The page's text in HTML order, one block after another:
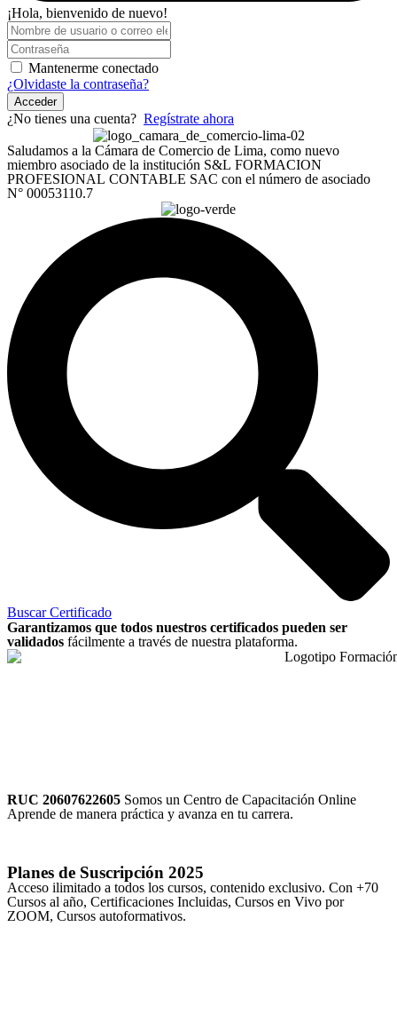
¡Hola, bienvenido de nuevo!
Mantenerme conectado
¿Olvidaste la contraseña?
Acceder
¿No tienes una cuenta? Regístrate ahora
Saludamos a la Cámara de Comercio de Lima, como nuevo
miembro asociado de la institución S&L FORMACION
PROFESIONAL CONTABLE SAC con el número de asociado
N° 00053110.7
Buscar Certificado
Garantizamos que todos nuestros certificados pueden ser
validados fácilmente a través de nuestra plataforma.
RUC 20607622605 Somos un Centro de Capacitación Online
Aprende de manera práctica y avanza en tu carrera.
Planes de Suscripción 2025
Acceso ilimitado a todos los cursos, contenido exclusivo. Con +70
Cursos al año, Certificaciones Incluidas, Cursos en Vivo por
ZOOM, Cursos autoformativos.